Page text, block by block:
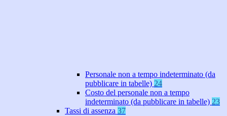
Personale non a tempo indeterminato (da
pubblicare in tabelle) 24
Costo del personale non a tempo
indeterminato (da pubblicare in tabelle) 23
Tassi di assenza 37